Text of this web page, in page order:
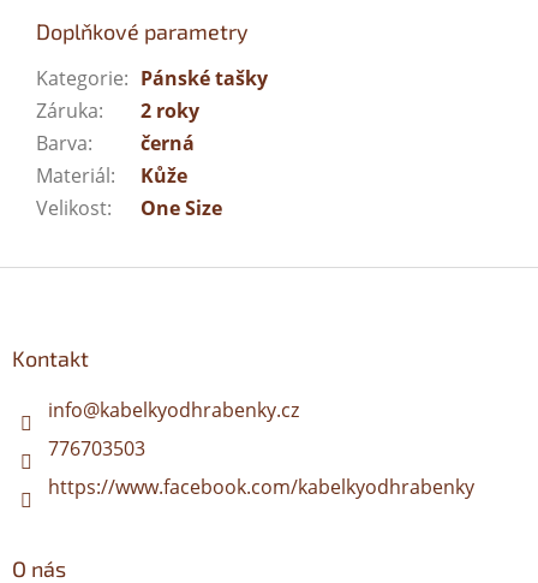
Doplňkové parametry
Kategorie: Pánské tašky
Záruka:
2 roky
Barva:
černá
Materiál:
Kůže
Velikost: One Size
Kontakt
info@kabelkyodhrabenky.cz
776703503
https://www.facebook.com/kabelkyodhrabenky
O nás